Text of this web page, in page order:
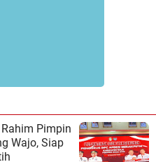
Pimpin
Wajo, Siap